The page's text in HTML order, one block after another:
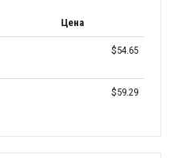
Цена
$54.65
$59.29